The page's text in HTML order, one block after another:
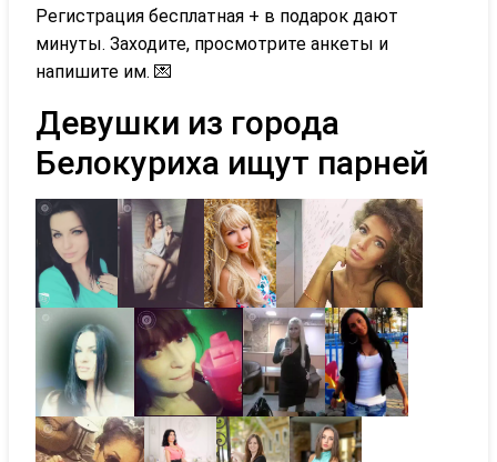
Регистрация бесплатная + в подарок дают
минуты. Заходите, просмотрите анкеты и
напишите им. 💌
Девушки из города
Белокуриха ищут парней